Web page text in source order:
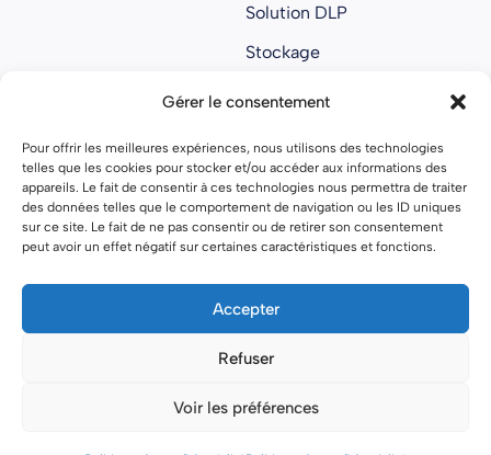
Gérer le consentement
Pour offrir les meilleures expériences, nous utilisons des technologies
telles que les cookies pour stocker et/ou accéder aux informations des
appareils. Le fait de consentir à ces technologies nous permettra de traiter
des données telles que le comportement de navigation ou les ID uniques
sur ce site. Le fait de ne pas consentir ou de retirer son consentement
peut avoir un effet négatif sur certaines caractéristiques et fonctions.
Accepter
Refuser
Voir les préférences
Solution DLP
Stockage
Collaboratif
About us
À propos
Nous rejoindre
Open source
Mentions légales Politique de confidentialité